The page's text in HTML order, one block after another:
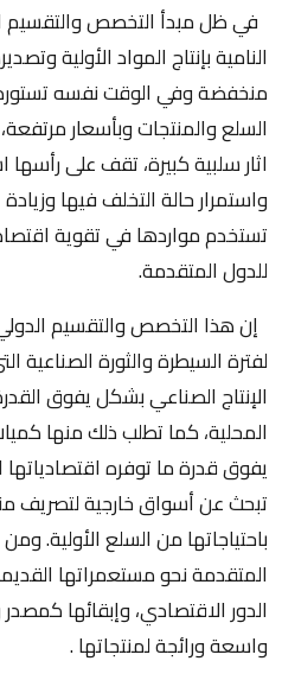
في ظل مبدأ التخصص
النامية بإنتاج المواد الأولية
منخفضة وفي الوقت نفسه
السلع والمنتجات وبأسعار
اثار سلبية كبيرة، تقف على
واستمرار حالة التخلف فيها
تستخدم مواردها في تقوية
للدول المتقدمة.
إن هذا التخصص والتقسيم
لفترة السيطرة والثورة الصناعية
الإنتاج الصناعي بشكل يفوق
المحلية، كما تطلب ذلك منها
يفوق قدرة ما توفره
تبحث عن أسواق خارجية لتصريف
باحتياجاتها من السلع الأولية.
المتقدمة نحو مستعمراتها
الدور الاقتصادي، وإبقائها
واسعة ورائجة لمنتجاتها .